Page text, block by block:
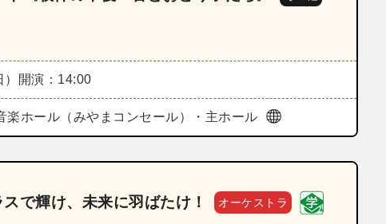
開演：14:00
楽ホール（みやまコンセール）・主ホール
で輝け、未来に羽ばたけ！ オーケストラ